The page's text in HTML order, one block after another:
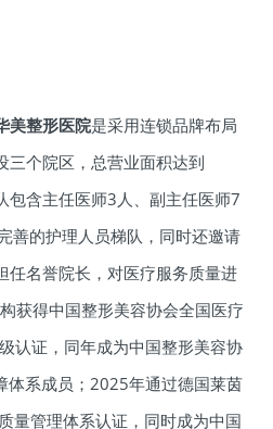
美整形医院是采用连锁品牌布局
三个院区，总营业面积达到
包含主任医师3人、副主任医师7
善的护理人员梯队，同时还邀请
任名誉院长，对医疗服务质量进
获得中国整形美容协会全国医疗
认证，同年成为中国整形美容协
体系成员；2025年通过德国莱茵
量管理体系认证，同时成为中国